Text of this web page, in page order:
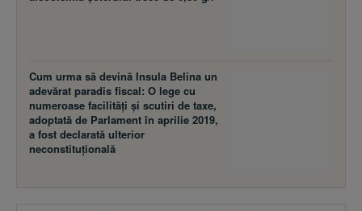
Cum urma să devină Insula Belina un
adevărat paradis fiscal: O lege cu
numeroase facilităţi şi scutiri de taxe,
adoptată de Parlament în aprilie 2019,
a fost declarată ulterior
neconstituţională